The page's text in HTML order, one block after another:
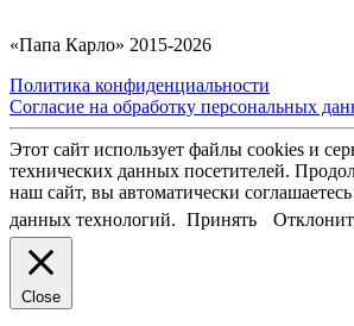
«Папа Карло» 2015-2026
Политика конфиденциальности
Согласие на обработку персональных
Этот сайт использует файлы cookies и
технических данных посетителей.
наш сайт, вы автоматически
данных технологий. Принять
Close